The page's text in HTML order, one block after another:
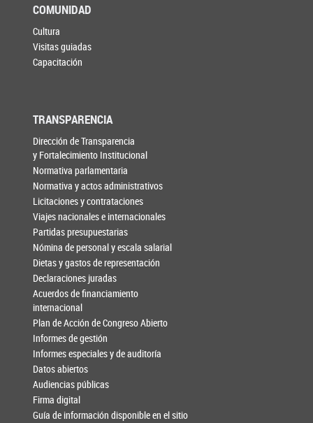
COMUNIDAD
Cultura
Visitas guiadas
Capacitación
TRANSPARENCIA
Dirección de Transparencia
y Fortalecimiento Institucional
Normativa parlamentaria
Normativa y actos administrativos
Licitaciones y contrataciones
Viajes nacionales e internacionales
Partidas presupuestarias
Nómina de personal y escala salarial
Dietas y gastos de representación
Declaraciones juradas
Acuerdos de financiamiento
internacional
Plan de Acción de Congreso Abierto
Informes de gestión
Informes especiales y de auditoría
Datos abiertos
Audiencias públicas
Firma digital
Guía de información disponible en el sitio